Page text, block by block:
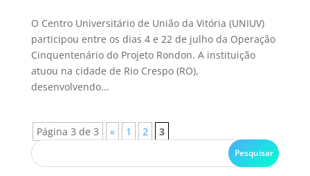
O Centro Universitário de União da Vitória (UNIUV)
participou entre os dias 4 e 22 de julho da Operação
Cinquentenário do Projeto Rondon. A instituição
atuou na cidade de Rio Crespo (RO),
desenvolvendo...
Página 3 de 3 « 1 2 3